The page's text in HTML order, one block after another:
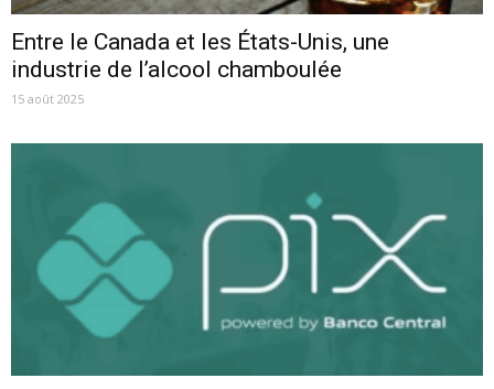
Entre le Canada et les États-Unis, une
industrie de l’alcool chamboulée
15 août 2025